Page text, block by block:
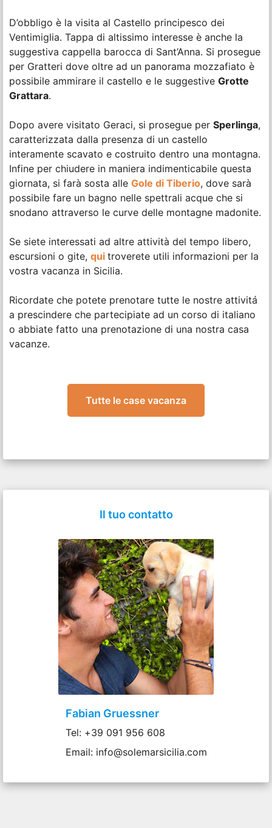
D’obbligo è la visita al Castello principesco dei
Ventimiglia. Tappa di altissimo interesse è anche la
suggestiva cappella barocca di Sant’Anna. Si prosegue
per Gratteri dove oltre ad un panorama mozzafiato è
possibile ammirare il castello e le suggestive Grotte
Grattara.
Dopo avere visitato Geraci, si prosegue per Sperlinga,
caratterizzata dalla presenza di un castello
interamente scavato e costruito dentro una montagna.
Infine per chiudere in maniera indimenticabile questa
giornata, si farà sosta alle Gole di Tiberio, dove sarà
possibile fare un bagno nelle spettrali acque che si
snodano attraverso le curve delle montagne madonite.
Se siete interessati ad altre attività del tempo libero,
escursioni o gite, qui troverete utili informazioni per la
vostra vacanza in Sicilia.
Ricordate che potete prenotare tutte le nostre attivitá
a prescindere che partecipiate ad un corso di italiano
o abbiate fatto una prenotazione di una nostra casa
vacanze.
Tutte le case vacanza
Il tuo contatto
Fabian Gruessner
Tel: +39 091 956 608
Email: info@solemarsicilia.com